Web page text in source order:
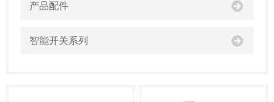
产品配件
智能开关系列